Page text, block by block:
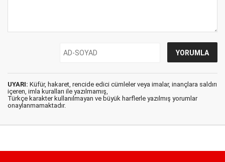
UYARI: Küfür, hakaret, rencide edici cümleler veya imalar, inançlara saldırı
içeren, imla kuralları ile yazılmamış,
Türkçe karakter kullanılmayan ve büyük harflerle yazılmış yorumlar
onaylanmamaktadır.